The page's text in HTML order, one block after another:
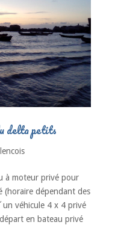
delta petits
lencois
à moteur privé pour
(horaire dépendant des
véhicule 4 x 4 privé
en bateau privé